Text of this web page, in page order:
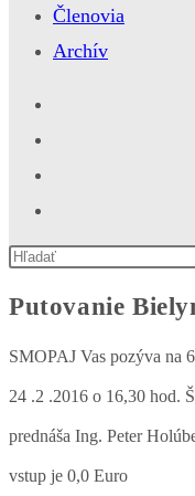
Členovia
Archív
Search
website
Putovanie
SMOPAJ Vas pozýva na
24 .2 .2016 o 16,30 hod.
prednáša Ing. Peter
vstup je 0,0 Euro